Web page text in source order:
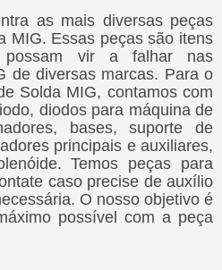
as mais diversas peças
MIG. Essas peças são itens
possam vir a falhar nas
de diversas marcas. Para o
Solda MIG, contamos com
diodos para máquina de
bases, suporte de
principais e auxiliares,
Temos peças para
caso precise de auxílio
O nosso objetivo é
possível com a peça